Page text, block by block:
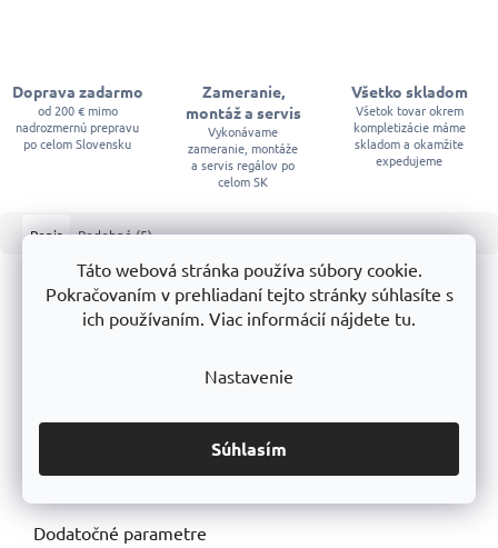
Táto webová stránka používa súbory cookie.
Pokračovaním v prehliadaní tejto stránky súhlasíte s
ich používaním. Viac informácií nájdete tu.
Nastavenie
Súhlasím
Doprava zadarmo
od 200 € mimo
nadrozmernú prepravu
po celom Slovensku
Zameranie,
montáž a servis
Vykonávame
zameranie, montáže
a servis regálov po
celom SK
Všetko skladom
Všetok tovar okrem
kompletizácie máme
skladom a okamžite
expedujeme
Popis Podobné (5)
Podrobný popis
Náš dielenský stôl je vybavený kvalitnou pracovnou doskou z
pevnosť a odolnosť, zatiaľ čo povrchová úprava
vzhľad a chráni ho pred poveternostnými vplyvmi.
S naším dielenským stolom získate kombináciu kvality,
Dodatočné parametre